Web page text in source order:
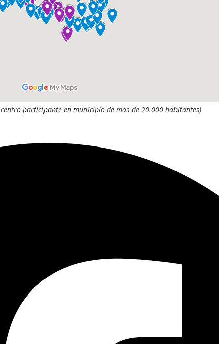
centro participante en municipio de más de 20.000 habitantes)